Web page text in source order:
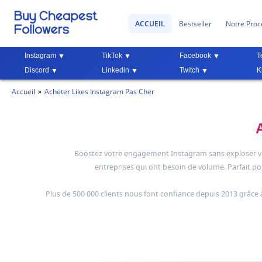
ACCUEIL Bestseller Notre
Instagram TikTok Facebook
Discord
Linkedin Twitch
Accueil Acheter Likes Instagram Pas Cher
Boostez votre engagement Instagram sans
entreprises qui ont besoin de volume. Parfait
Plus de 500 000 clients nous font confiance depuis 2013